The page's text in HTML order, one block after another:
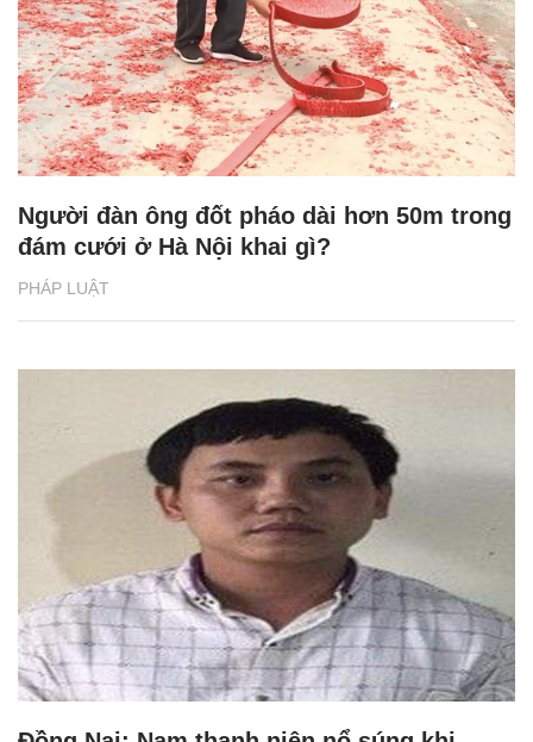
PHÁP LUẬT
Người đàn ông đốt pháo dài hơn 50m trong
đám cưới ở Hà Nội khai gì?